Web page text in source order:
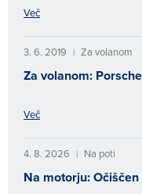
Več
3. 6. 2019 | Za volanom
Za volanom:
Več
4. 8. 2026 | Na poti
Na motorju: